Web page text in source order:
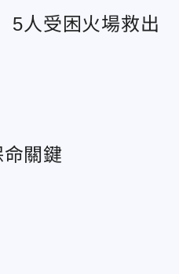
人受困火場救出
關鍵